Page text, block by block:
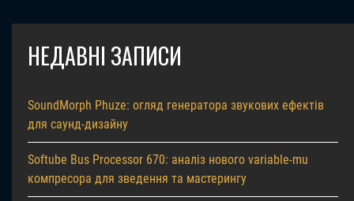
НЕДАВНІ ЗАПИСИ
SoundMorph Phuze: огляд генератора звукових ефектів
для саунд-дизайну
Softube Bus Processor 670: аналіз нового variable-mu
компресора для зведення та мастерингу